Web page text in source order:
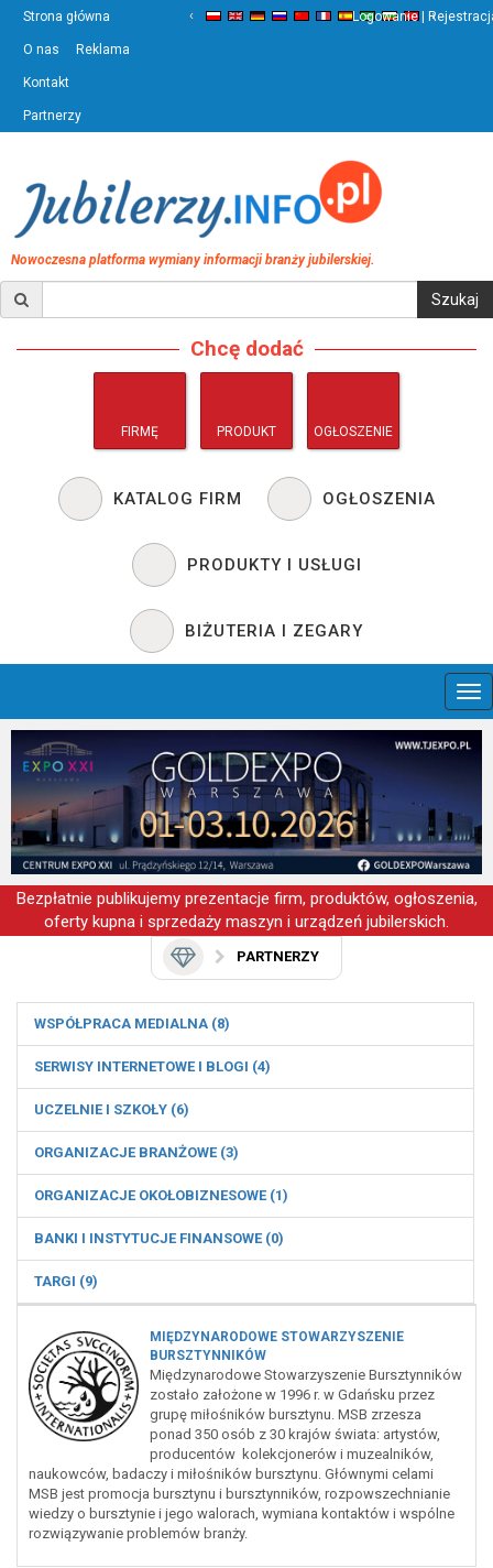
Strona główna
O nas Reklama
Kontakt
Partnerzy
‹ ›
Logowanie |
Nowoczesna platforma wymiany informacji branży jubilerskiej.
Chcę dodać
FIRMĘ PRODUKT OGŁOSZENIE
KATALOG FIRM OGŁOSZENIA
PRODUKTY I USŁUGI
BIŻUTERIA I ZEGARY
Bezpłatnie publikujemy prezentacje firm, produktów, ogłoszenia,
oferty kupna i sprzedaży maszyn i urządzeń jubilerskich.
PARTNERZY
WSPÓŁPRACA MEDIALNA (8)
SERWISY INTERNETOWE I BLOGI (4)
UCZELNIE I SZKOŁY (6)
ORGANIZACJE BRANŻOWE (3)
ORGANIZACJE OKOŁOBIZNESOWE (1)
BANKI I INSTYTUCJE FINANSOWE (0)
TARGI (9)
MIĘDZYNARODOWE STOWARZYSZENIE
BURSZTYNNIKÓW
Międzynarodowe Stowarzyszenie Bursztynników
zostało założone w 1996 r. w Gdańsku przez
grupę miłośników bursztynu. MSB zrzesza
ponad 350 osób z 30 krajów świata: artystów,
producentów kolekcjonerów i muzealników,
naukowców, badaczy i miłośników bursztynu. Głównymi celami
MSB jest promocja bursztynu i bursztynników, rozpowszechnianie
wiedzy o bursztynie i jego walorach, wymiana kontaktów i wspólne
rozwiązywanie problemów branży.